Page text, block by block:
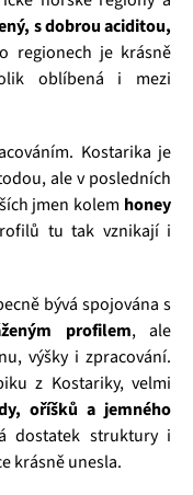
s dobrou aciditou,
regionech je krásně
oblíbená i mezi
Kostarika je
ale v posledních
jmen kolem honey
tu tak vznikají i
bývá spojována s
profilem, ale
výšky i zpracování.
z Kostariky, velmi
oříšků a jemného
dostatek struktury i
krásně unesla.